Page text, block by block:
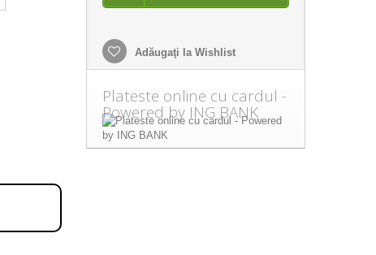
Adăugaţi la Wishlist
Plateste online cu cardul -
Powered by ING BANK